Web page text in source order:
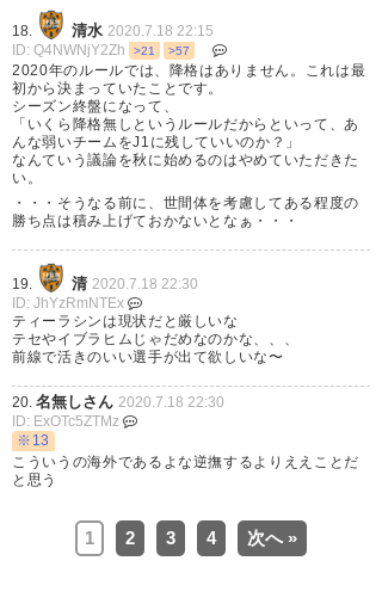
オリティの高さを見せたかな、
って感じですかね。 サポーター
としては、まずここに戻ってこ
れて良かったです。⚽️ We are
KOBE！✨🐂
https://t.co/sjUrudPSSj
— けいのすけ⭐(あすあすの父)
@KOBE (asuasu628)
18
18. 清水 2020.7.18 22:15
ID: Q4NWNjY2Zh
>21 >57
2020年のルールでは、降格はありません。これは最
初から決まっていたことです。
シーズン終盤になって、
「いくら降格無しというルールだからといって、あ
んな弱いチームをJ1に残していいのか？」
なんていう議論を秋に始めるのはやめていただきた
い。
・・・そうなる前に、世間体を考慮してある程度の
勝ち点は積み上げておかないとなぁ・・・
19. 清 2020.7.18 22:30
ID: JhYzRmNTEx
ティーラシンは現状だと厳しいな
テセやイブラヒムじゃだめなのかな、、、
前線で活きのいい選手が出て欲しいな〜
20. 名無しさん 2020.7.18 22:30
ID: ExOTc5ZTMz
※13
こういうの海外であるよな逆撫するよりええことだ
と思う
1 2 3 4 次へ »